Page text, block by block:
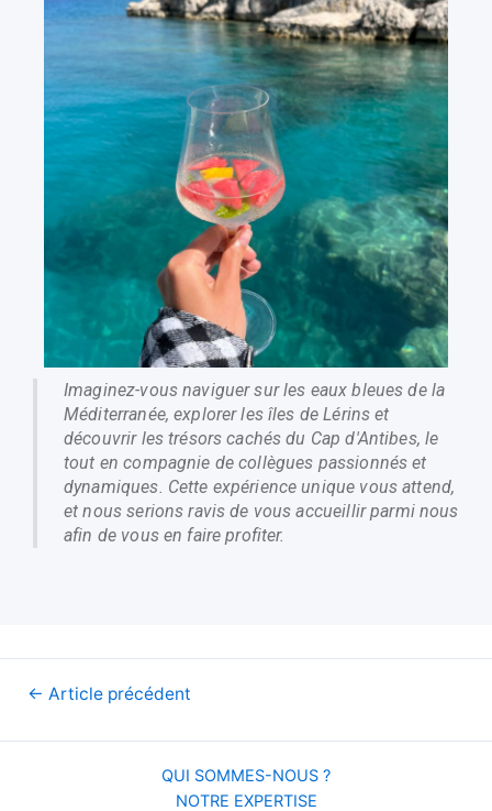
Imaginez-vous naviguer sur les eaux bleues de la
Méditerranée, explorer les îles de Lérins et
découvrir les trésors cachés du Cap d'Antibes, le
tout en compagnie de collègues passionnés et
dynamiques. Cette expérience unique vous attend,
et nous serions ravis de vous accueillir parmi nous
afin de vous en faire profiter.
← Article précédent
QUI SOMMES-NOUS ?
NOTRE EXPERTISE